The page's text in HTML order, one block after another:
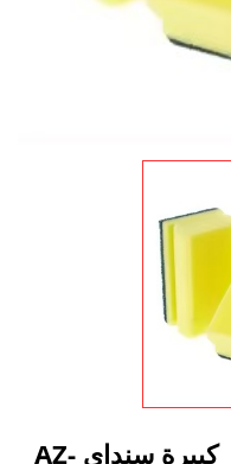
اسفنجة مطبخ حماية اظافر كبيرة سنداي AZ-